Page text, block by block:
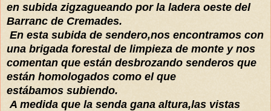
en subida zigzagueando por la ladera oeste del
Barranc de Cremades.
En esta subida de sendero,nos encontramos con
una brigada forestal de limpieza de monte y nos
comentan que están desbrozando senderos que
están homologados como el que
estábamos subiendo.
A medida que la senda gana altura,las vistas